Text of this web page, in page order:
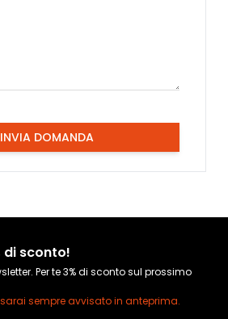
INVIA DOMANDA
di sconto!
Per te 3% di sconto sul prossimo
sempre avvisato in anteprima.